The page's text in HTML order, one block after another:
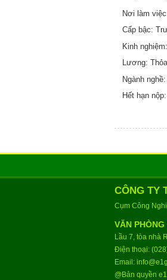
Nơi làm
Cấp bậc:
Kinh
Lương:
Ngành nghề:
Hết hạn
CÔNG TY
Cụm Công
VĂN
Lầu 7, tòa nhà
Điện thoại:
Email:
@Bản quyền